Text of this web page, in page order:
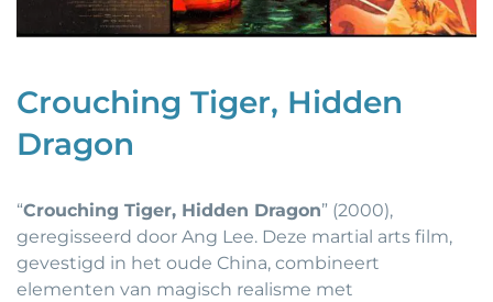
Crouching Tiger, Hidden
Dragon
“Crouching Tiger, Hidden Dragon” (2000),
geregisseerd door Ang Lee. Deze martial arts film,
gevestigd in het oude China, combineert
elementen van magisch realisme met